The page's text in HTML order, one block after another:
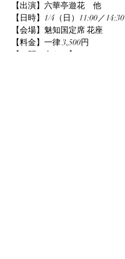
【出演】六華亭遊花　他
【日時】1/4（日）11:00／14:30
【会場】魅知国定席 花座
【料金】一律 3,500円
【お問い合わせ】